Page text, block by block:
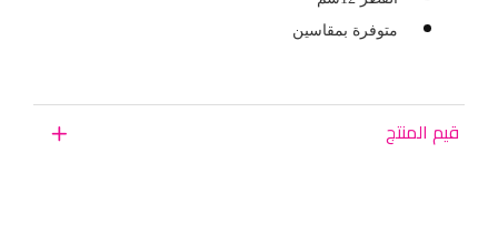
متوفرة بمقاسين
قيم المنتج